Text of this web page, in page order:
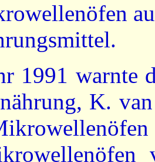
1991 warnte
K.